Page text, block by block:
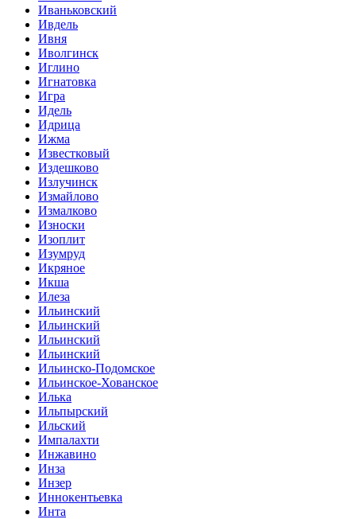
Иваньковский
Ивдель
Ивня
Иволгинск
Иглино
Игнатовка
Игра
Идель
Идрица
Ижма
Известковый
Издешково
Излучинск
Измайлово
Измалково
Износки
Изоплит
Изумруд
Икряное
Икша
Илеза
Ильинский
Ильинский
Ильинский
Ильинский
Ильинско-Подомское
Ильинское-Хованское
Илька
Ильпырский
Ильский
Импалахти
Инжавино
Инза
Инзер
Иннокентьевка
Инта